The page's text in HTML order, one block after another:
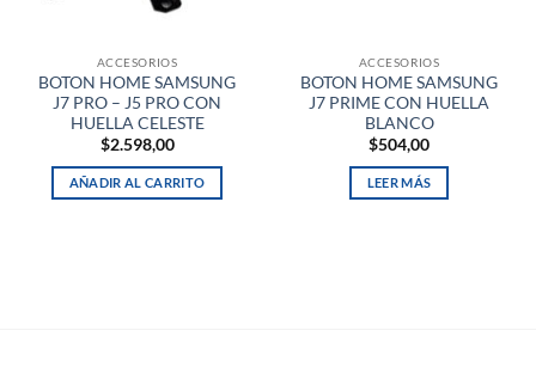
ACCESORIOS
BOTON HOME SAMSUNG
J7 PRO – J5 PRO CON
HUELLA CELESTE
$2.598,00
AÑADIR AL CARRITO
ACCESORIOS
BOTON HOME SAMSUNG
J7 PRIME CON HUELLA
BLANCO
$504,00
LEER MÁS